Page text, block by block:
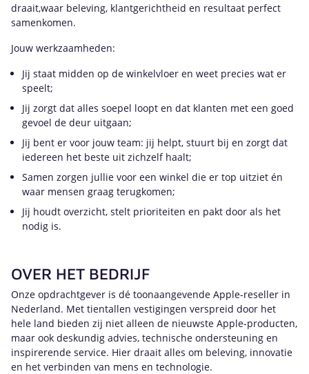
draait,waar beleving, klantgerichtheid en resultaat perfect
samenkomen.
Jouw werkzaamheden:
Jij staat midden op de winkelvloer en weet precies wat er
speelt;
Jij zorgt dat alles soepel loopt en dat klanten met een goed
gevoel de deur uitgaan;
Jij bent er voor jouw team: jij helpt, stuurt bij en zorgt dat
iedereen het beste uit zichzelf haalt;
Samen zorgen jullie voor een winkel die er top uitziet én
waar mensen graag terugkomen;
Jij houdt overzicht, stelt prioriteiten en pakt door als het
nodig is.
OVER HET BEDRIJF
Onze opdrachtgever is dé toonaangevende Apple-reseller in
Nederland. Met tientallen vestigingen verspreid door het
hele land bieden zij niet alleen de nieuwste Apple-producten,
maar ook deskundig advies, technische ondersteuning en
inspirerende service. Hier draait alles om beleving, innovatie
en het verbinden van mens en technologie.